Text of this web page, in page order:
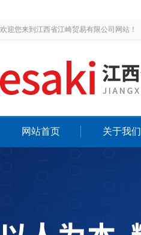
欢迎您来到江西省江崎贸易有限公司网站！
网站首页 关于我们